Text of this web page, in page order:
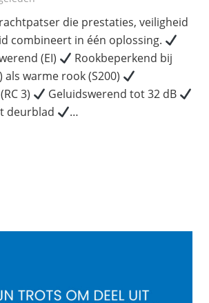
die prestaties, veiligheid
combineert in één oplossing.
(EI)
Rookbeperkend bij
als warme rook (S200)
3)
Geluidswerend tot 32 dB
deurblad
…